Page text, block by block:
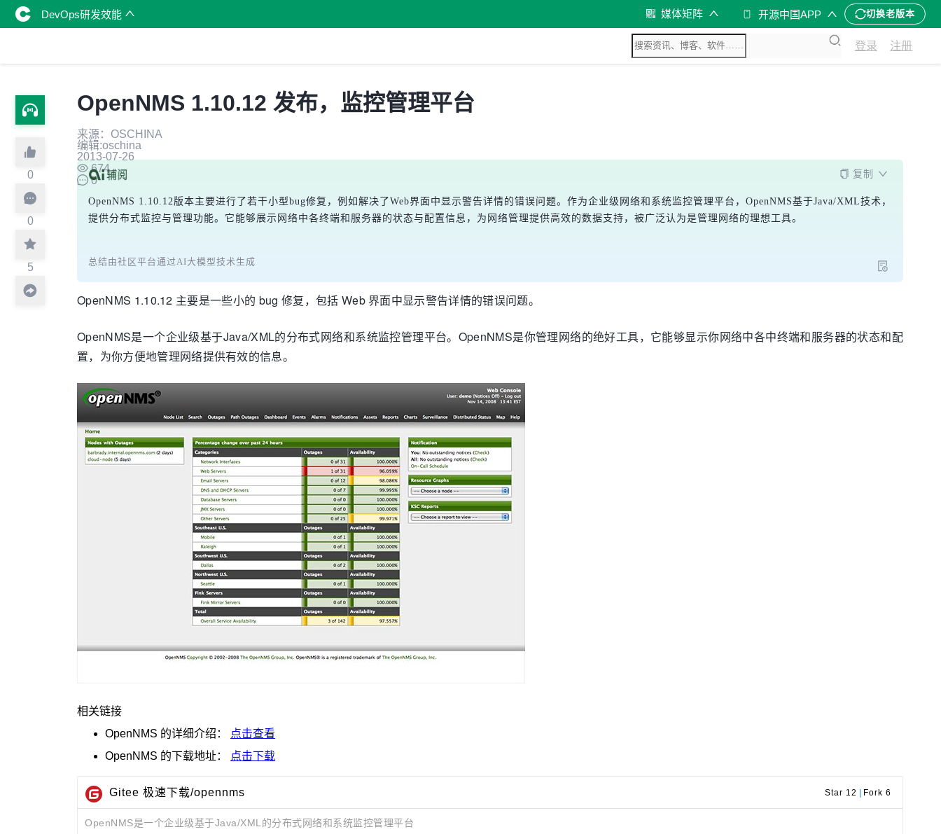
DevOps研发效能 媒体矩阵 开源中国APP 切换老版本
登录 注册
0
0
5
OpenNMS 1.10.12 发布，监控管理平台
来源：OSCHINA
编辑:oschina
2013-07-26
674
0
复制
OpenNMS 1.10.12版本主要进行了若干小型bug修复，例如解决了Web界面中显示警告详情的错误问题。作为企业级网络和系统监控管理平台，OpenNMS基于Java/XML技术，
提供分布式监控与管理功能。它能够展示网络中各终端和服务器的状态与配置信息，为网络管理提供高效的数据支持，被广泛认为是管理网络的理想工具。
总结由社区平台通过AI大模型技术生成
OpenNMS 1.10.12 主要是一些小的 bug 修复，包括 Web 界面中显示警告详情的错误问题。
OpenNMS是一个企业级基于Java/XML的分布式网络和系统监控管理平台。OpenNMS是你管理网络的绝好工具，它能够显示你网络中各中终端和服务器的状态和配
置，为你方便地管理网络提供有效的信息。
相关链接
OpenNMS 的详细介绍：
点击查看
OpenNMS 的下载地址： 点击下载
Gitee 极速下载/opennms Star 12 Fork 6
OpenNMS是一个企业级基于Java/XML的分布式网络和系统监控管理平台